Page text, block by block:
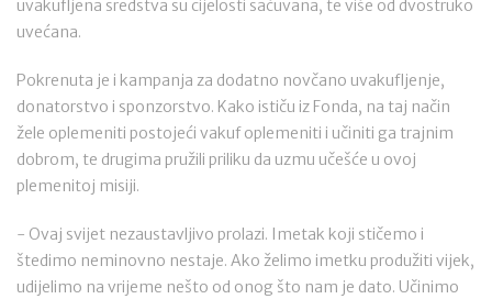
uvakufljena sredstva su cijelosti sačuvana, te više od dvostruko
uvećana.
Pokrenuta je i kampanja za dodatno novčano uvakufljenje,
donatorstvo i sponzorstvo. Kako ističu iz Fonda, na taj način
žele oplemeniti postojeći vakuf oplemeniti i učiniti ga trajnim
dobrom, te drugima pružili priliku da uzmu učešće u ovoj
plemenitoj misiji.
- Ovaj svijet nezaustavljivo prolazi. Imetak koji stičemo i
štedimo neminovno nestaje. Ako želimo imetku produžiti vijek,
udijelimo na vrijeme nešto od onog što nam je dato. Učinimo